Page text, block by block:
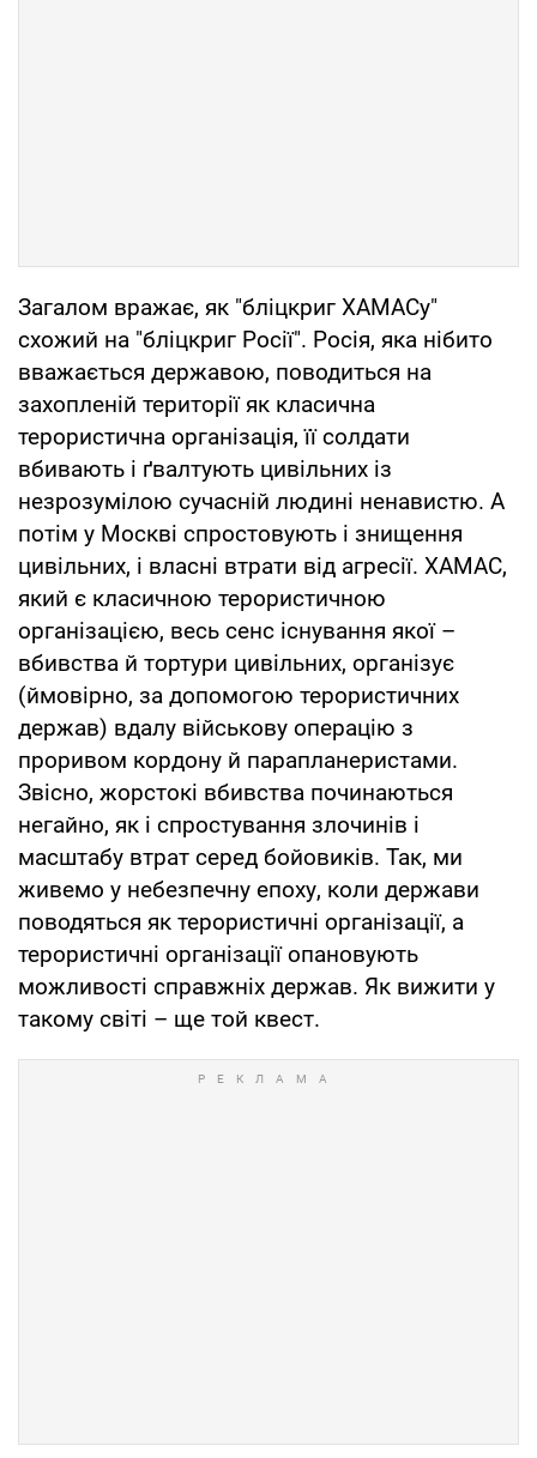
Загалом вражає, як "бліцкриг ХАМАСу"
схожий на "бліцкриг Росії". Росія, яка нібито
вважається державою, поводиться на
захопленій території як класична
терористична організація, її солдати
вбивають і ґвалтують цивільних із
незрозумілою сучасній людині ненавистю. А
потім у Москві спростовують і знищення
цивільних, і власні втрати від агресії. ХАМАС,
який є класичною терористичною
організацією, весь сенс існування якої –
вбивства й тортури цивільних, організує
(ймовірно, за допомогою терористичних
держав) вдалу військову операцію з
проривом кордону й парапланеристами.
Звісно, жорстокі вбивства починаються
негайно, як і спростування злочинів і
масштабу втрат серед бойовиків. Так, ми
живемо у небезпечну епоху, коли держави
поводяться як терористичні організації, а
терористичні організації опановують
можливості справжніх держав. Як вижити у
такому світі – ще той квест.